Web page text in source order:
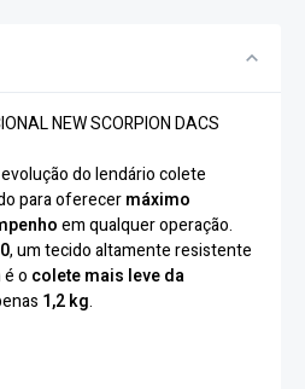
NEW SCORPION DACS
do lendário colete
para oferecermáximo
em qualquer operação.
, um tecido altamente resistente
o colete mais leve da
1,2 kg.